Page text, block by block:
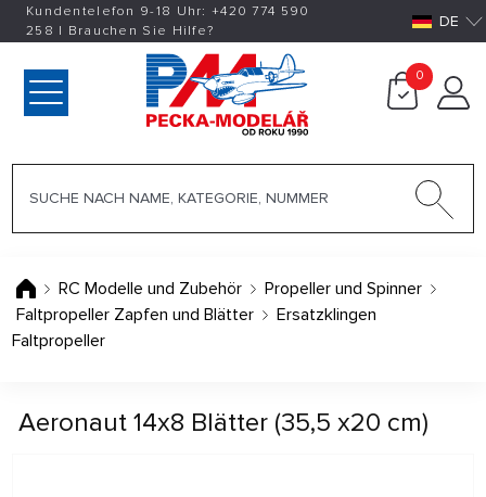
Kundentelefon 9-18 Uhr: +420774 590
258 | Brauchen Sie Hilfe? DE
0
RC Modelle und Zubehör
Propeller und Spinner
Faltpropeller Zapfen und Blätter
Ersatzklingen
Faltpropeller
Aeronaut 14x8 Blätter (35,5 x20 cm)